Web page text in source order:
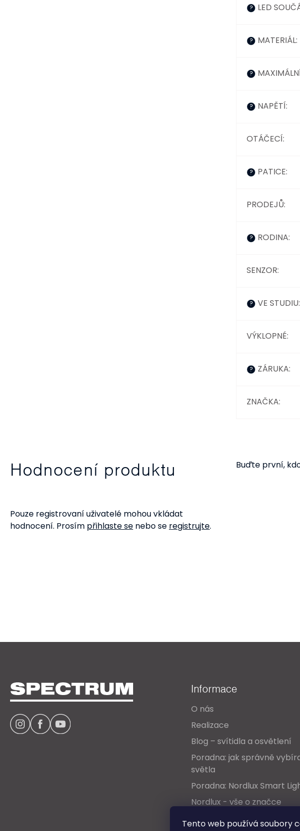
Tento web používá soubory
? LED
? MATERIÁL:
?
? NAPĚTÍ:
OTÁČECÍ:
? PATICE:
PRODEJŮ:
? RODINA:
SENZOR:
? VE STUDIU:
VÝKLOPNÉ:
? ZÁRUKA:
ZNAČKA:
Hodnocení produktu Buďte první,
Pouze registrovaní uživatelé mohou vkládat
hodnocení. Prosím přihlaste se nebo se registrujte.
p
Informace
O nás
Realizace
Blog – svítidla a osvětlení
Poradna: jak správně
světla
Poradna: Nordlux Smart
Nordlux - vše o značce
Ceníky & Katalogy